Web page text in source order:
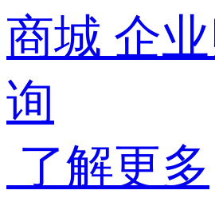
商城 企
询
了解更多